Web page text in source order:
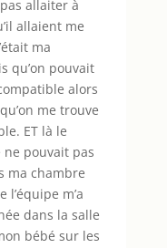
allaiter à
allaient me
ma
qu’on pouvait
alors
me trouve
ET là le
ne pouvait pas
ma chambre
m’a
dans la salle
bébé sur les